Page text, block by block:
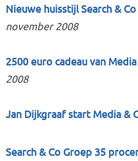
Nieuwe huisstijl Search &
november 2008
2500 euro cadeau van
2008
Jan Dijkgraaf start Media &
Search & Co Groep 35